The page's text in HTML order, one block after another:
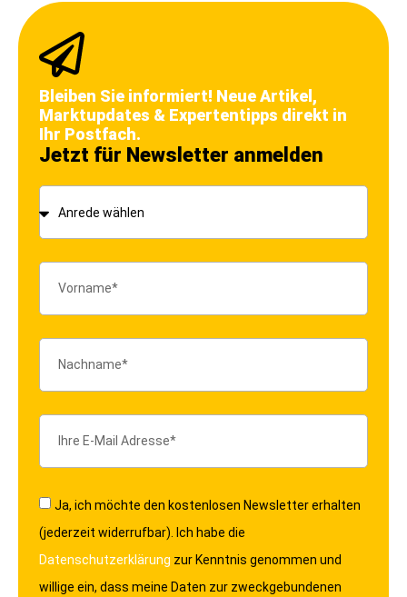
Bleiben Sie informiert! Neue Artikel,
Marktupdates & Expertentipps direkt in
Ihr Postfach.
Jetzt für Newsletter anmelden
Ja, ich möchte den kostenlosen Newsletter erhalten
(jederzeit widerrufbar). Ich habe die
Datenschutzerklärung zur Kenntnis genommen und
willige ein, dass meine Daten zur zweckgebundenen